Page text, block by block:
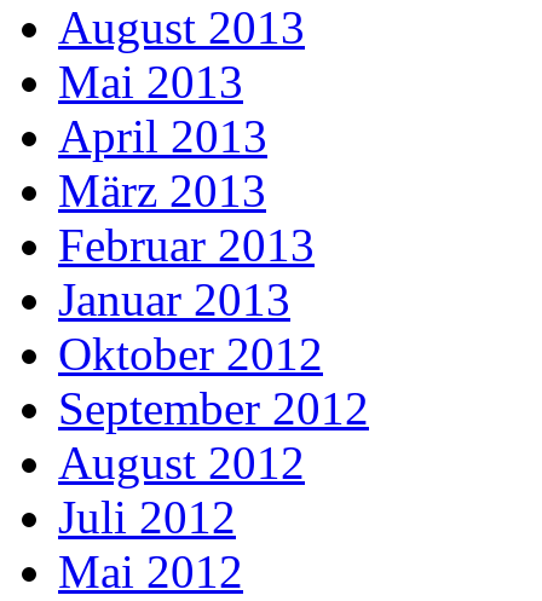
August 2013
Mai 2013
April 2013
März 2013
Februar 2013
Januar 2013
Oktober 2012
September 2012
August 2012
Juli 2012
Mai 2012